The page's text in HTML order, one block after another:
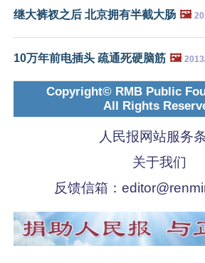
继大裤衩之后 北京拥有半截大肠 🖼️
10万年前电插头 疏通死硬脑筋 🖼️
Copyright© RMB Public
All Rights
人民报网站服务
关于我们
反馈信箱：